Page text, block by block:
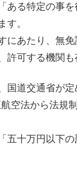
ある特定の事
す。
にあたり、無
許可する機関も
国道交通省が
空法から法規
五十万円以下